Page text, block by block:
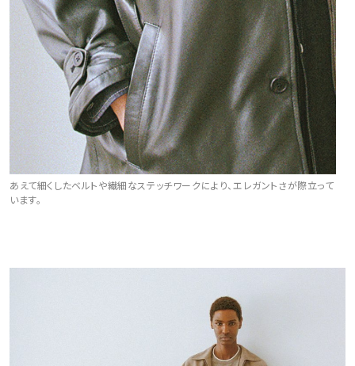
あえて細くしたベルトや繊細なステッチワークにより、エレガントさが際立って
います。